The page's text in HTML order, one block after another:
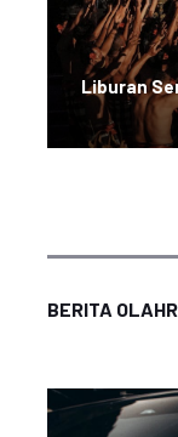
Liburan
BERITA